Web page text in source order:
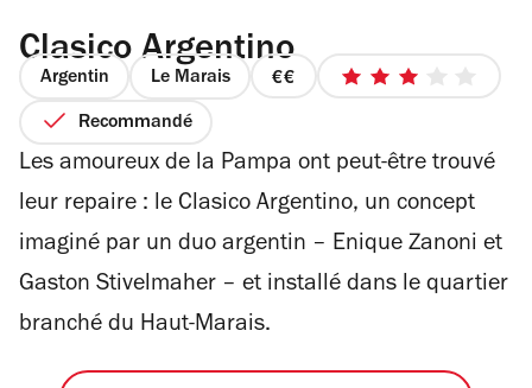
Clasico Argentino
Argentin Le Marais
prix
4
3
étoiles
Recommandé
Les amoureux de la Pampa ont peut-être trouvé
leur repaire : le Clasico Argentino, un concept
imaginé par un duo argentin – Enique Zanoni et
Gaston Stivelmaher – et installé dans le quartier
branché du Haut-Marais.